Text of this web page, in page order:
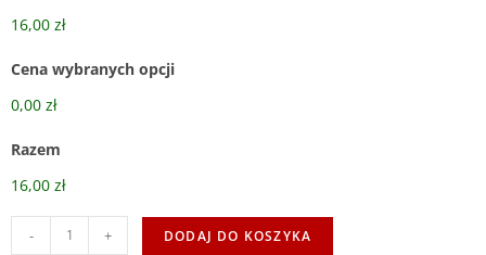
16,00 zł
Cena wybranych opcji
0,00 zł
Razem
16,00 zł
- + DODAJ DO KOSZYKA